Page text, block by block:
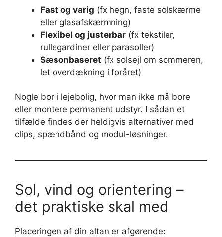
Fast og varig (fx hegn, faste solskærme
eller glasafskærmning)
Flexibel og justerbar (fx tekstiler,
rullegardiner eller parasoller)
Sæsonbaseret (fx solsejl om sommeren,
let overdækning i foråret)
Nogle bor i lejebolig, hvor man ikke må bore
eller montere permanent udstyr. I sådan et
tilfælde findes der heldigvis alternativer med
clips, spændbånd og modul-løsninger.
Sol, vind og orientering –
det praktiske skal med
Placeringen af din altan er afgørende: